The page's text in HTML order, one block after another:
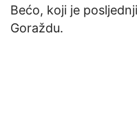
Bećo, koji je
Goraždu.